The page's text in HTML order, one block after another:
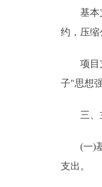
基本支
约，压缩
项目支
子"思想
三、
(一)基
支出。